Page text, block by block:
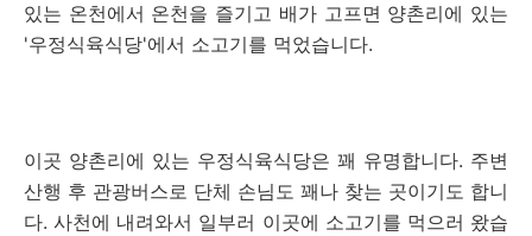
있는 온천에서 온천을 즐기고 배가 고프면 양촌리에 있는
'우정식육식당'에서 소고기를 먹었습니다.
이곳 양촌리에 있는 우정식육식당은 꽤 유명합니다. 주변
산행 후 관광버스로 단체 손님도 꽤나 찾는 곳이기도 합니
다. 사천에 내려와서 일부러 이곳에 소고기를 먹으러 왔습